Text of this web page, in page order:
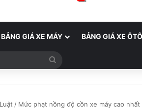
BẢNG GIÁ XE MÁY BẢNG GIÁ XE ÔTÔ
Luật / Mức phạt nồng độ cồn xe máy cao